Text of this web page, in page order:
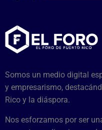
Somos un medio digital
y empresarismo,
Rico y la diáspora.
Nos esforzamos por ser